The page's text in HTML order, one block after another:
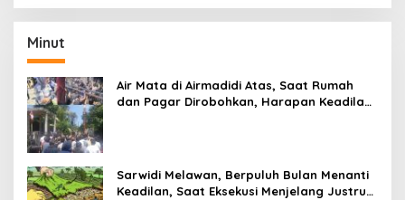
Minut
Air Mata di Airmadidi Atas, Saat Rumah
dan Pagar Dirobohkan, Harapan Keadilan
Sarwidi Melawan, Berpuluh Bulan Menanti
Keadilan, Saat Eksekusi Menjelang Justru